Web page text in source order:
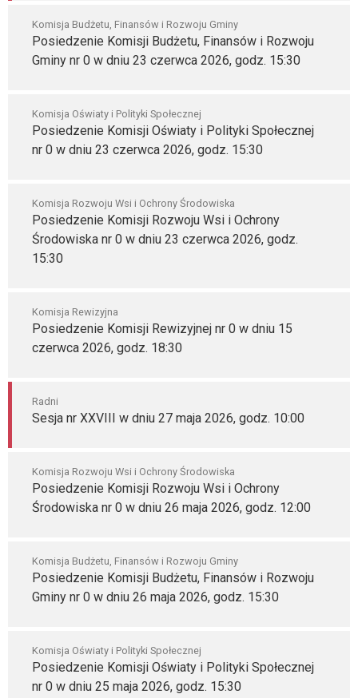
Komisja Budżetu, Finansów i Rozwoju Gminy
Posiedzenie Komisji Budżetu, Finansów i Rozwoju
Gminy nr 0 w dniu 23 czerwca 2026, godz. 15:30
Komisja Oświaty i Polityki Społecznej
Posiedzenie Komisji Oświaty i Polityki Społecznej
nr 0 w dniu 23 czerwca 2026, godz. 15:30
Komisja Rozwoju Wsi i Ochrony Środowiska
Posiedzenie Komisji Rozwoju Wsi i Ochrony
Środowiska nr 0 w dniu 23 czerwca 2026, godz.
15:30
Komisja Rewizyjna
Posiedzenie Komisji Rewizyjnej nr 0 w dniu 15
czerwca 2026, godz. 18:30
Radni
Sesja nr XXVIII w dniu 27 maja 2026, godz. 10:00
Komisja Rozwoju Wsi i Ochrony Środowiska
Posiedzenie Komisji Rozwoju Wsi i Ochrony
Środowiska nr 0 w dniu 26 maja 2026, godz. 12:00
Komisja Budżetu, Finansów i Rozwoju Gminy
Posiedzenie Komisji Budżetu, Finansów i Rozwoju
Gminy nr 0 w dniu 26 maja 2026, godz. 15:30
Komisja Oświaty i Polityki Społecznej
Posiedzenie Komisji Oświaty i Polityki Społecznej
nr 0 w dniu 25 maja 2026, godz. 15:30